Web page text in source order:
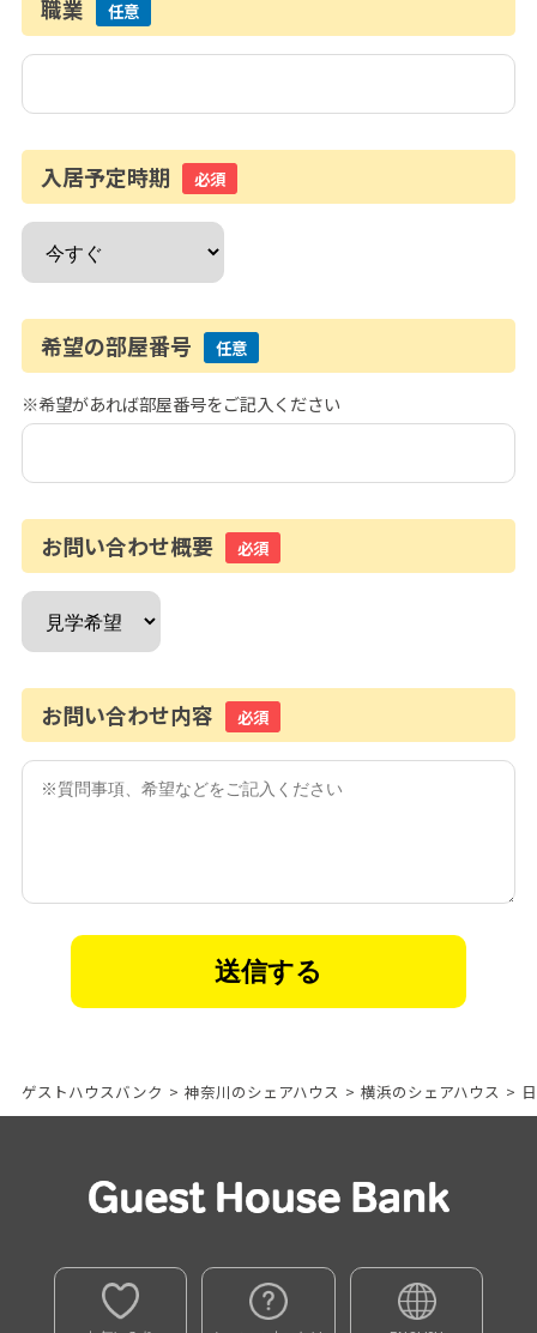
職業 任意
入居予定時期 必須
希望の部屋番号 任意
※希望があれば部屋番号をご記入ください
お問い合わせ概要 必須
お問い合わせ内容 必須
ゲストハウスバンク > 神奈川のシェアハウス > 横浜のシェアハウス >